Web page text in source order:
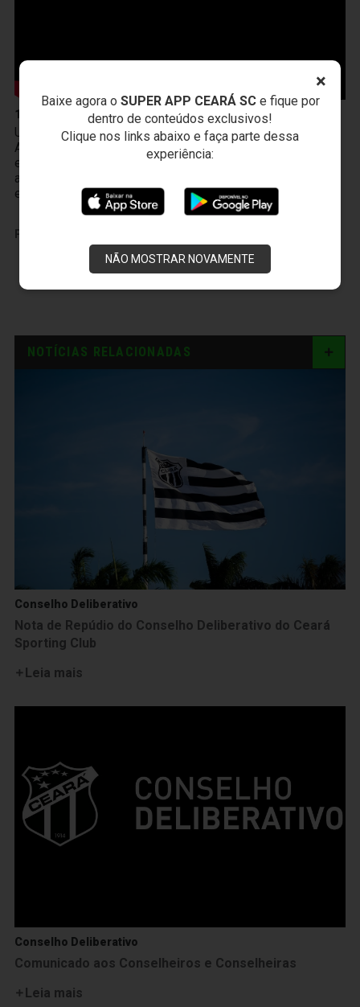
×
Baixe agora o SUPER APP CEARÁ SCe fique por
dentro de conteúdos exclusivos!
Clique nos links abaixo e faça parte dessa
experiência:
NÃO MOSTRAR NOVAMENTE
10 de Abril
Um novo produto chegou à Vozão TV! O PodFalar,
Alvinegro, podcast oficial do Ceará SC. No terceiro
episódio, os atletas João Gabriel e Melk comentam sobre
a transição da base ao profissional, a integração existente
entre Cidade Vozão e Porangabuçu e o m
PUBLICIDADE
NOTÍCIAS RELACIONADAS
Conselho Deliberativo
Nota de Repúdio do Conselho Deliberativo do Ceará
Sporting Club
Leia mais
Conselho Deliberativo
Comunicado aos Conselheiros e Conselheiras
Leia mais